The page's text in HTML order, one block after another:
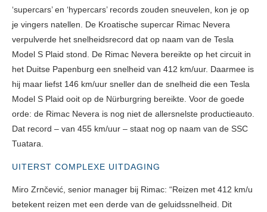
‘supercars’ en ‘hypercars’ records zouden sneuvelen, kon je op
je vingers natellen. De Kroatische supercar Rimac Nevera
verpulverde het snelheidsrecord dat op naam van de Tesla
Model S Plaid stond. De Rimac Nevera bereikte op het circuit in
het Duitse Papenburg een snelheid van 412 km/uur. Daarmee is
hij maar liefst 146 km/uur sneller dan de snelheid die een Tesla
Model S Plaid ooit op de Nürburgring bereikte. Voor de goede
orde: de Rimac Nevera is nog niet de allersnelste productieauto.
Dat record – van 455 km/uur – staat nog op naam van de SSC
Tuatara.
UITERST COMPLEXE UITDAGING
Miro Zrnčević, senior manager bij Rimac: “Reizen met 412 km/u
betekent reizen met een derde van de geluidssnelheid. Dit